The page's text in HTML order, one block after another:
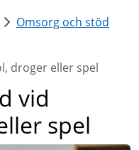
Omsorg och stöd
droger eller spel
vid
spel